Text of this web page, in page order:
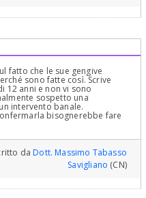
fatto che le sue gengive
sono fatte così. Scrive
12 anni e non vi sono
sospetto una
intervento banale.
bisognerebbe fare
daDott. Massimo Tabasso
Savigliano (CN)